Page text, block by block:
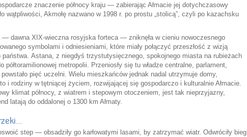
znaczenie północy kraju — zabierając Ałmacie jej dotychczasowy
wątpliwości, Akmołę nazwano w 1998 r. po prostu „stolicą”, czyli po kazachsku
dawna XIX-wieczna rosyjska forteca — zniknęła w cieniu nowoczesnego
symbolami i odniesieniami, które miały połączyć przeszłość z wizją
państwa. Astana, z niegdyś trzystutysięcznego, spokojnego miasta na rubieżach
półtoramilionowej metropolii. Przeniosły się tu władze centralne, parlament,
pięć uczelni. Wielu mieszkańców jednak nadal utrzymuje domy,
i rodziny w tętniącej życiem, rozwijającej się gospodarczo i kulturalnie Ałmacie.
klimat północy, z wiatrem i stepowym otoczeniem, jest tak nieprzyjazny,
latają do oddalonej o 1300 km Ałmaty.
step — obsadziły go karłowatymi lasami, by zatrzymać wiatr. Odwróciły bieg